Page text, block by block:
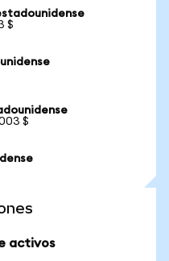
$
$
activos